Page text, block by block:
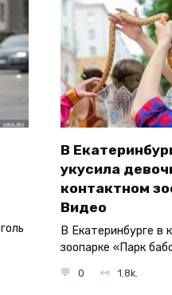
В
укусила
контактном
Видео
В Екатеринбурге в
зоопарке «Парк
0 1.8k.